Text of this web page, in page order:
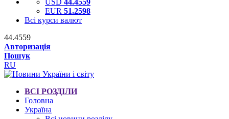
USD 44.4559
EUR 51.2598
Всі курси валют
44.4559
Авторизація
Пошук
RU
ВСІ РОЗДІЛИ
Головна
Україна